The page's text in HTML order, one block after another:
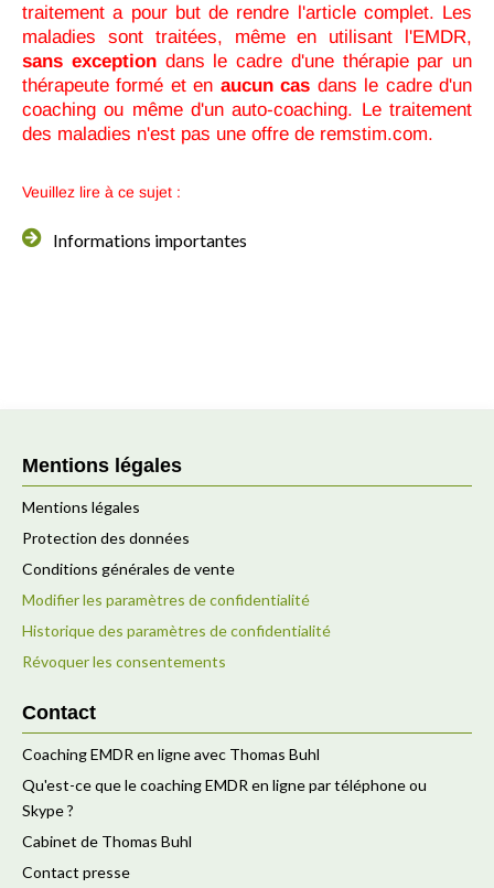
traitement a pour but de rendre l'article complet. Les
maladies sont traitées, même en utilisant l'EMDR,
sans exceptiondans le cadre d'une thérapie par un
thérapeute formé et en aucun cas dans le cadre d'un
coaching ou même d'un auto-coaching. Le traitement
des maladies n'est pas une offre de remstim.com.
Veuillez lire à ce sujet :
Informations importantes
Mentions légales
Mentions légales
Protection des données
Conditions générales de vente
Modifier les paramètres de confidentialité
Historique des paramètres de confidentialité
Révoquer les consentements
Contact
Coaching EMDR en ligne avec Thomas Buhl
Qu'est-ce que le coaching EMDR en ligne par téléphone ou
Skype ?
Cabinet de Thomas Buhl
Contact presse